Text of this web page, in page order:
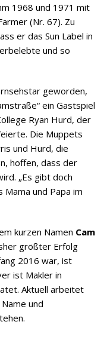
1968 und 1971 mit
(Nr. 67). Zu
er das Sun Label in
und so
geworden,
ein Gastspiel
Ryan Hurd, der
Die Muppets
und Hurd, die
hoffen, dass der
„Es gibt doch
Mama und Papa im
kurzen Namen Cam
größter Erfolg
2016 war, ist
ist Makler in
Aktuell arbeitet
und